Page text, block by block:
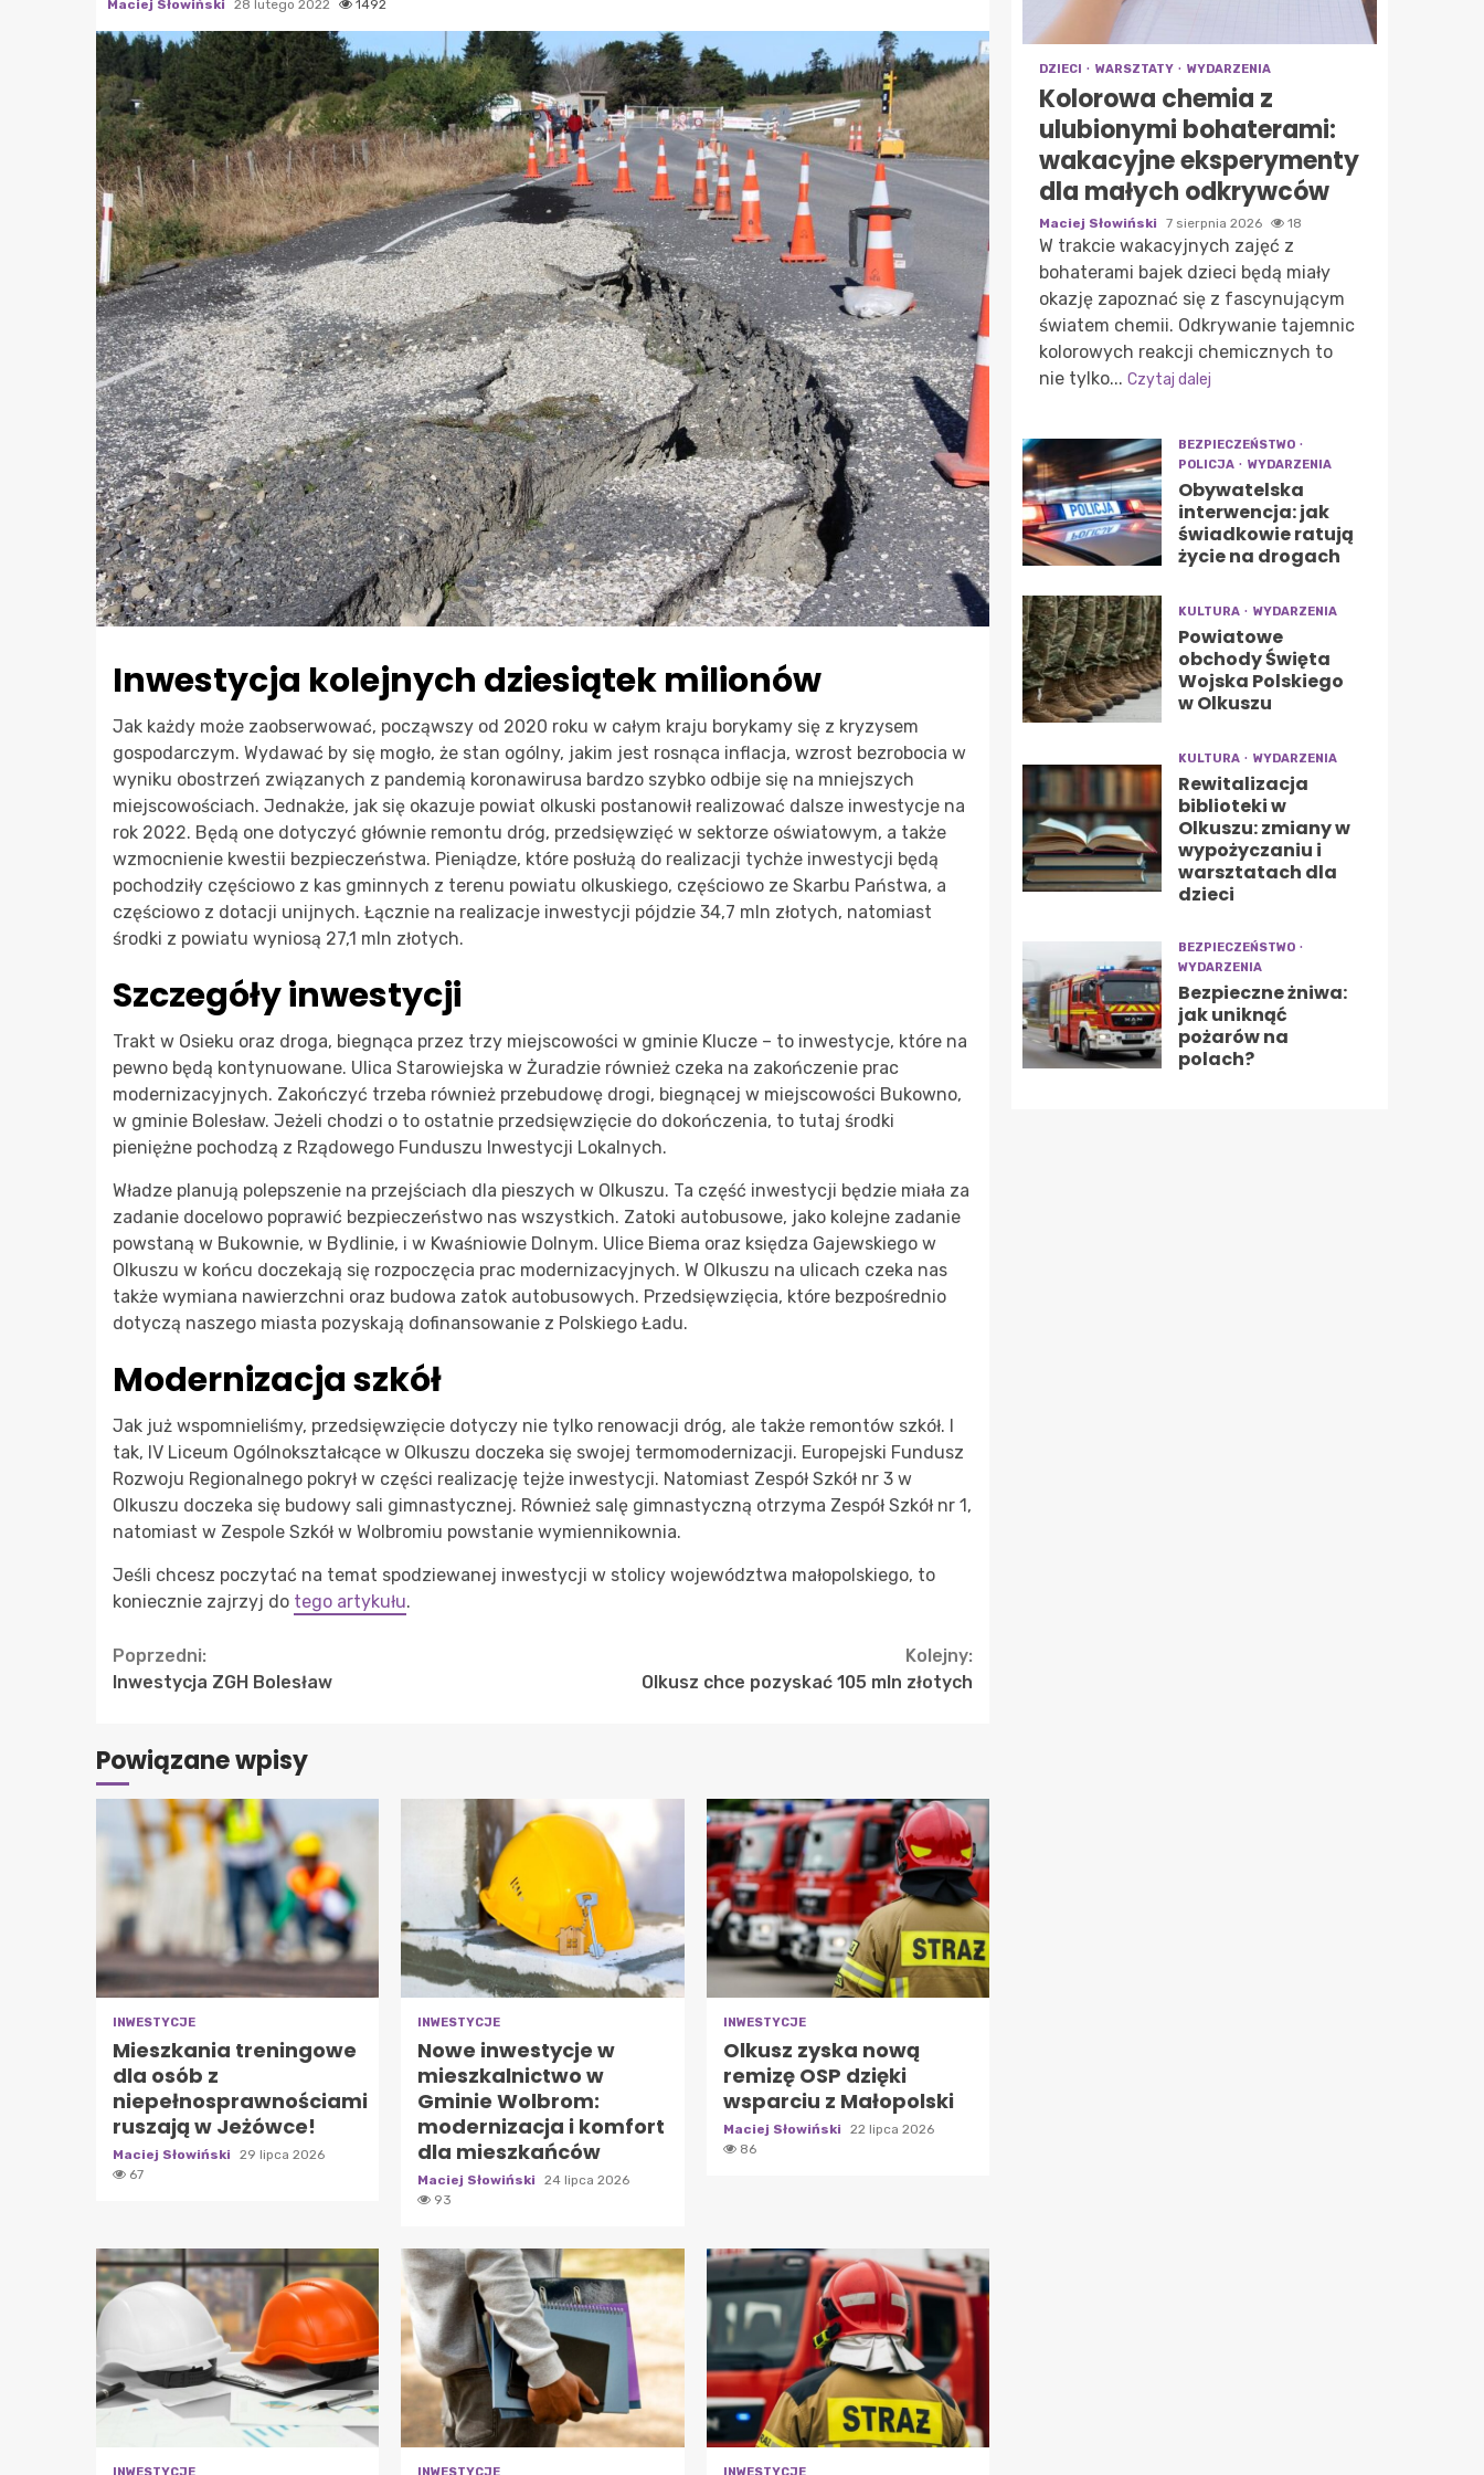
Maciej Słowiński 28 lutego 2022 1492
Inwestycja kolejnych dziesiątek milionów
Jak każdy może zaobserwować, począwszy od 2020 roku w całym kraju borykamy się z kryzysem
gospodarczym. Wydawać by się mogło, że stan ogólny, jakim jest rosnąca inflacja, wzrost bezrobocia w
wyniku obostrzeń związanych z pandemią koronawirusa bardzo szybko odbije się na mniejszych
miejscowościach. Jednakże, jak się okazuje powiat olkuski postanowił realizować dalsze inwestycje na
rok 2022. Będą one dotyczyć głównie remontu dróg, przedsięwzięć w sektorze oświatowym, a także
wzmocnienie kwestii bezpieczeństwa. Pieniądze, które posłużą do realizacji tychże inwestycji będą
pochodziły częściowo z kas gminnych z terenu powiatu olkuskiego, częściowo ze Skarbu Państwa, a
częściowo z dotacji unijnych. Łącznie na realizacje inwestycji pójdzie 34,7 mln złotych, natomiast
środki z powiatu wyniosą 27,1 mln złotych.
Szczegóły inwestycji
Trakt w Osieku oraz droga, biegnąca przez trzy miejscowości w gminie Klucze – to inwestycje, które na
pewno będą kontynuowane. Ulica Starowiejska w Żuradzie również czeka na zakończenie prac
modernizacyjnych. Zakończyć trzeba również przebudowę drogi, biegnącej w miejscowości Bukowno,
w gminie Bolesław. Jeżeli chodzi o to ostatnie przedsięwzięcie do dokończenia, to tutaj środki
pieniężne pochodzą z Rządowego Funduszu Inwestycji Lokalnych.
Władze planują polepszenie na przejściach dla pieszych w Olkuszu. Ta część inwestycji będzie miała za
zadanie docelowo poprawić bezpieczeństwo nas wszystkich. Zatoki autobusowe, jako kolejne zadanie
powstaną w Bukownie, w Bydlinie, i w Kwaśniowie Dolnym. Ulice Biema oraz księdza Gajewskiego w
Olkuszu w końcu doczekają się rozpoczęcia prac modernizacyjnych. W Olkuszu na ulicach czeka nas
także wymiana nawierzchni oraz budowa zatok autobusowych. Przedsięwzięcia, które bezpośrednio
dotyczą naszego miasta pozyskają dofinansowanie z Polskiego Ładu.
Modernizacja szkół
Jak już wspomnieliśmy, przedsięwzięcie dotyczy nie tylko renowacji dróg, ale także remontów szkół. I
tak, IV Liceum Ogólnokształcące w Olkuszu doczeka się swojej termomodernizacji. Europejski Fundusz
Rozwoju Regionalnego pokrył w części realizację tejże inwestycji. Natomiast Zespół Szkół nr 3 w
Olkuszu doczeka się budowy sali gimnastycznej. Również salę gimnastyczną otrzyma Zespół Szkół nr 1,
natomiast w Zespole Szkół w Wolbromiu powstanie wymiennikownia.
Jeśli chcesz poczytać na temat spodziewanej inwestycji w stolicy województwa małopolskiego, to
koniecznie zajrzyj do tego artykułu.
Continue
Reading
Poprzedni:
Inwestycja ZGH Bolesław
Kolejny:
Olkusz chce pozyskać 105 mln złotych
Powiązane wpisy
INWESTYCJE
Mieszkania treningowe
dla osób z
niepełnosprawnościami
ruszają w Jeżówce!
Maciej Słowiński
29 lipca 2026
67
INWESTYCJE
Nowe inwestycje w
mieszkalnictwo w
Gminie Wolbrom:
modernizacja i komfort
dla mieszkańców
Maciej Słowiński
24 lipca 2026
93
INWESTYCJE
Olkusz zyska nową
remizę OSP dzięki
wsparciu z Małopolski
Maciej Słowiński
22 lipca 2026
86
INWESTYCJE INWESTYCJE INWESTYCJE
DZIECI WARSZTATY WYDARZENIA
Kolorowa chemia z
ulubionymi bohaterami:
wakacyjne eksperymenty
dla małych odkrywców
Maciej Słowiński 7 sierpnia 2026 18
W trakcie wakacyjnych zajęć z
bohaterami bajek dzieci będą miały
okazję zapoznać się z fascynującym
światem chemii. Odkrywanie tajemnic
kolorowych reakcji chemicznych to
nie tylko... Czytaj dalej
BEZPIECZEŃSTWO
POLICJA
WYDARZENIA
Obywatelska
interwencja: jak
świadkowie ratują
życie na drogach
KULTURA WYDARZENIA
Powiatowe
obchody Święta
Wojska Polskiego
w Olkuszu
KULTURA WYDARZENIA
Rewitalizacja
biblioteki w
Olkuszu: zmiany w
wypożyczaniu i
warsztatach dla
dzieci
BEZPIECZEŃSTWO
WYDARZENIA
Bezpieczne żniwa:
jak uniknąć
pożarów na
polach?